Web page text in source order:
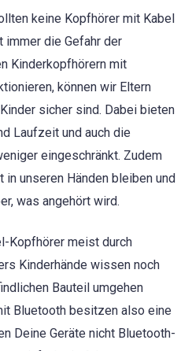
keine Kopfhörer mit Kabel
immer die Gefahr der
Kinderkopfhörern mit
können wir Eltern
sicher sind. Dabei bieten
Laufzeit und auch die
eingeschränkt. Zudem
in unseren Händen bleiben und
was angehört wird.
Kopfhörer meist durch
Kinderhände wissen noch
Bauteil umgehen
Bluetooth besitzen also eine
Deine Geräte nicht Bluetooth-